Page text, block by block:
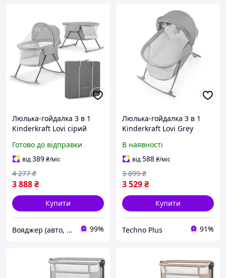
Люлька-гойдалка 3 в 1
Kinderkraft Lovi сірий
VO
Готово до відправки
від389₴/міс
3 888₴
4 277 ₴
Купити
Вояджер (авто, туризм, спорт) 99%
Люлька-гойдалка 3 в 1
Kinderkraft Lovi Grey
В наявності
від588₴/міс
3 529₴
3 899 ₴
Купити
Techno Plus 91%